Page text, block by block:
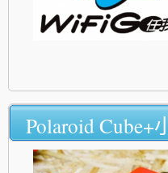
Polaroid Cube+